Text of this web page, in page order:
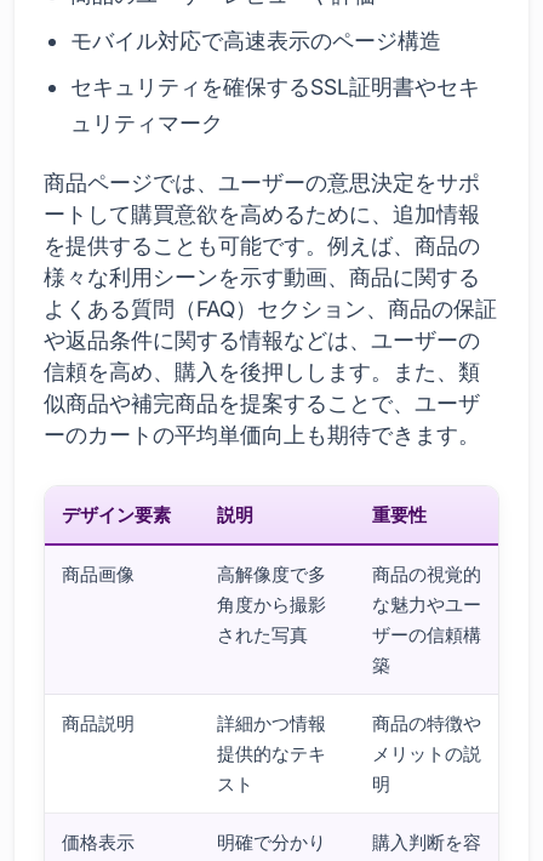
モバイル対応で高速表示のページ構造
セキュリティを確保するSSL証明書やセキ
ュリティマーク
商品ページでは、ユーザーの意思決定をサポ
ートして購買意欲を高めるために、追加情報
を提供することも可能です。例えば、商品の
様々な利用シーンを示す動画、商品に関する
よくある質問（FAQ）セクション、商品の保証
や返品条件に関する情報などは、ユーザーの
信頼を高め、購入を後押しします。また、類
似商品や補完商品を提案することで、ユーザ
ーのカートの平均単価向上も期待できます。
デザイン要素 説明 重要性
商品画像
高解像度で多
角度から撮影
された写真
商品の視覚的
な魅力やユー
ザーの信頼構
築
商品説明
詳細かつ情報
提供的なテキ
スト
商品の特徴や
メリットの説
明
価格表示
明確で分かり
購入判断を容